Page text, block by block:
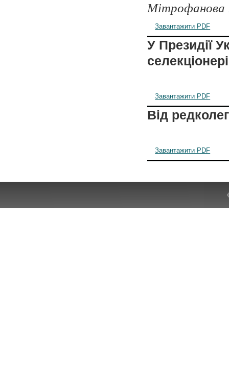
Мітрофанова
Завантажити PDF
У Президії
Завантажити PDF
Від
Завантажити PDF